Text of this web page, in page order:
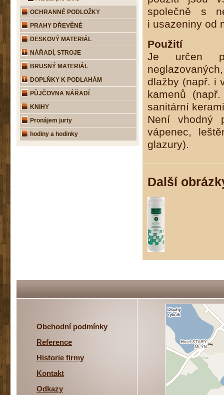
společně s
i usazeniny od
Použití
Je určen
dlažby (např. i
kamenů
sanitární
Není vhodný
vápenec,
glazury).
Další
OCHRANNÉ PODLOŽKY
PRAHY DŘEVĚNÉ
DESKOVÝ MATERIÁL
NÁŘADÍ, STROJE
BRUSNÝ MATERIÁL
DOPLŇKY K PODLAHÁM
PŮJČOVNA NÁŘADÍ
KNIHY
Pronájem jurty
hodiny a hodinky
Obchodní podmínky
Reference
Historie firmy
Kontakt
Odkazy